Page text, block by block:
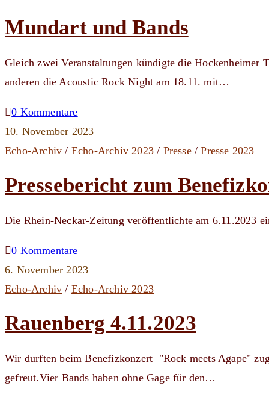
Mundart und Bands
Gleich zwei Veranstaltungen kündigte die Hockenheimer
anderen die Acoustic Rock Night am 18.11. mit…
0 Kommentare
10. November 2023
Echo-Archiv / Echo-Archiv 2023 / Presse/Presse 2023
Pressebericht zum
Die Rhein-Neckar-Zeitung veröffentlichte am 6.11.2023
0 Kommentare
6. November 2023
Echo-Archiv / Echo-Archiv 2023
Rauenberg 4.11.2023
Wir durften beim Benefizkonzert "Rock meets Agape"
gefreut.Vier Bands haben ohne Gage für den…